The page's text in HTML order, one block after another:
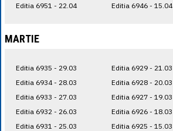
Editia 6951 - 22.04
Editia 6946 - 15.04
MARTIE
Editia 6935 - 29.03
Editia 6934 - 28.03
Editia 6933 - 27.03
Editia 6932 - 26.03
Editia 6931 - 25.03
Editia 6929 - 21.03
Editia 6928 - 20.03
Editia 6927 - 19.03
Editia 6926 - 18.03
Editia 6925 - 15.03